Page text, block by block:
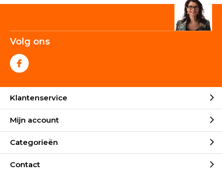
Volg ons
Klantenservice
Mijn account
Categorieën
Contact